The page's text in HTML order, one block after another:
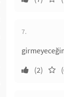
7.
(2)